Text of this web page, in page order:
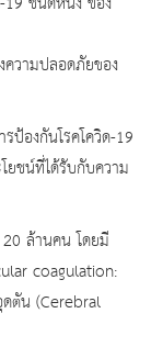
วามปลอดภัยของ
ป้องกันโรคโควิด-19
ยชน์ที่ได้รับกับความ
ล้านคน โดยมี
coagulation:
ตัน (Cerebral